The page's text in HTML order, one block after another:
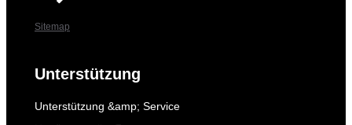
Sitemap
Unterstützung
Unterstützung &amp; Service